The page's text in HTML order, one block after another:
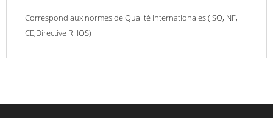
Correspond aux normes de Qualité internationales (ISO, NF,
CE,Directive RHOS)